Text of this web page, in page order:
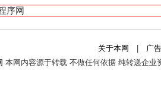
序网
关于本网
广
本网内容源于转载 不做任何依据 纯转递企